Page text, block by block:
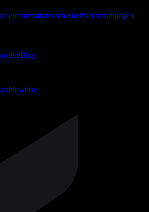
InformationssicherheitVeranstaltungen
Blog